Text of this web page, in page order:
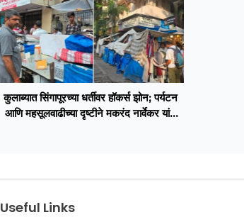
कुलाब्यात सिंगापूरच्या धर्तीवर हॉकर्स झोन; पर्यटन
आणि महसूलवाढीच्या दृष्टीने मकरंद नार्वेकर यांचे
Useful Links